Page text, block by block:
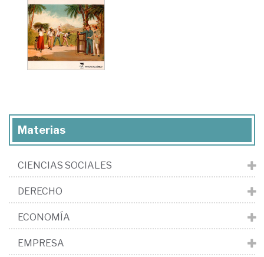
Materias
CIENCIAS SOCIALES
DERECHO
ECONOMÍA
EMPRESA